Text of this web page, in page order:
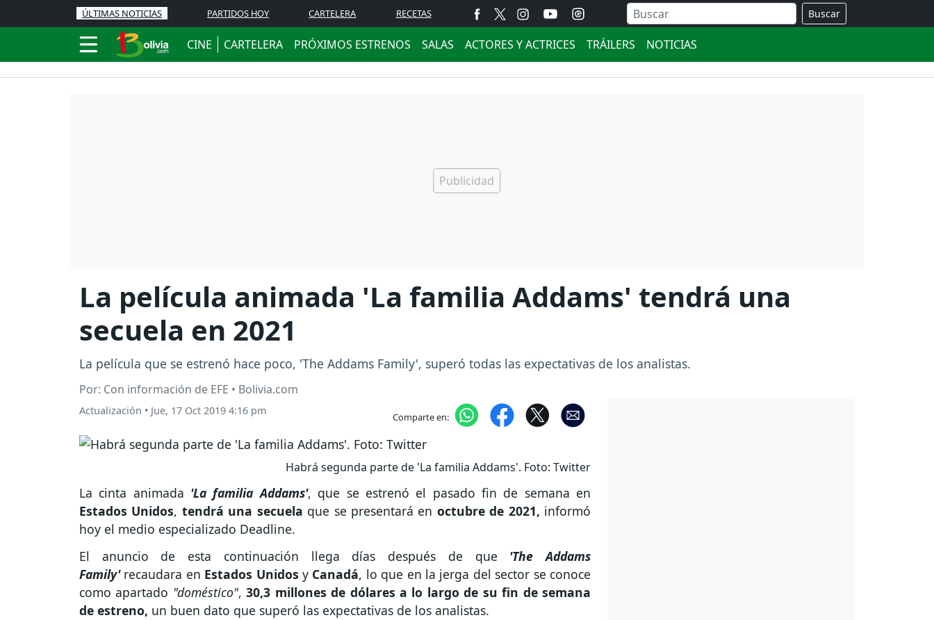
ÚLTIMAS NOTICIAS PARTIDOS HOY CARTELERA RECETAS Buscar
CINE CARTELERA PRÓXIMOS ESTRENOS SALAS ACTORES Y ACTRICES TRÁILERS NOTICIAS
La película animada 'La familia Addams' tendrá una
secuela en 2021
La película que se estrenó hace poco, 'The Addams Family', superó todas las expectativas de los analistas.
Por: Con información de EFE • Bolivia.com
Actualización • Jue, 17 Oct 2019 4:16 pm Comparte en:
Habrá segunda parte de 'La familia Addams'. Foto: Twitter
La cinta animada 'La familia Addams', que se estrenó el pasado fin de semana en
Estados Unidos, tendrá una secuela que se presentará en octubre de 2021, informó
hoy el medio especializado Deadline.
El anuncio de esta continuación llega días después de que
'The Addams
Family'recaudara en Estados Unidosy Canadá, lo que en la jerga del sector se conoce
como apartado "doméstico",30,3 millones de dólares a lo largo de su fin de semana
de estreno, un buen dato que superó las expectativas de los analistas.